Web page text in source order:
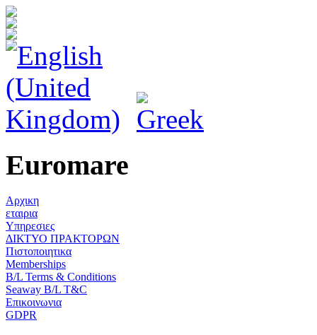
Euromare
Αρχικη
εταιρια
Υπηρεσιες
ΔΙΚΤΥΟ ΠΡΑΚΤΟΡΩΝ
Πιστοποιητικα
Memberships
B/L Terms & Conditions
Seaway B/L T&C
Επικοινωνια
GDPR